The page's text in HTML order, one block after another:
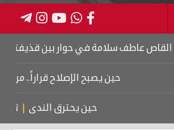
سلامة في حوار بين قذيفتين | كتاب
حين يصبح الإصلاح قراراً.. من كربلاء
حين يحترق الندى تشييع